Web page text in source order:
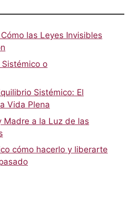
las Leyes Invisibles
o
Sistémico: El
Vida Plena
Madre a la Luz de las
cómo hacerlo y liberarte